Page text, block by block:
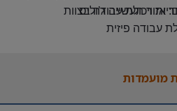
ויכולת עבודה בצוות
עבודה פיזית
אזור תעשייה ג’וליס
מועמדות